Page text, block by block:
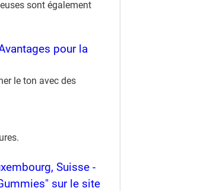
sont également
pour la
le ton avec des
Suisse -
sur le site